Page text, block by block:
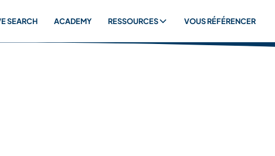
SEARCH ACADEMY RESSOURCES VOUS RÉFÉRENCER